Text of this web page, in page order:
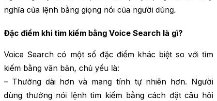
nghĩa của lệnh bằng giọng nói của người dùng.
Đặc điểm khi tìm kiếm bằng Voice Search là gì?
Voice Search có một số đặc điểm khác biệt so với tìm
kiếm bằng văn bản, chủ yếu là:
– Thường dài hơn và mang tính tự nhiên hơn. Người
dùng thường nói lệnh tìm kiếm bằng cách đặt câu hỏi